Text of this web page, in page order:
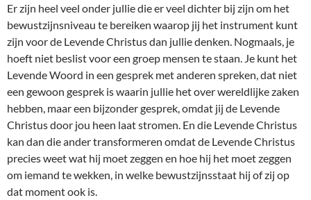
Er zijn heel veel onder jullie die er veel dichter bij zijn om het
bewustzijnsniveau te bereiken waarop jij het instrument kunt
zijn voor de Levende Christus dan jullie denken. Nogmaals, je
hoeft niet beslist voor een groep mensen te staan. Je kunt het
Levende Woord in een gesprek met anderen spreken, dat niet
een gewoon gesprek is waarin jullie het over wereldlijke zaken
hebben, maar een bijzonder gesprek, omdat jij de Levende
Christus door jou heen laat stromen. En die Levende Christus
kan dan die ander transformeren omdat de Levende Christus
precies weet wat hij moet zeggen en hoe hij het moet zeggen
om iemand te wekken, in welke bewustzijnsstaat hij of zij op
dat moment ook is.